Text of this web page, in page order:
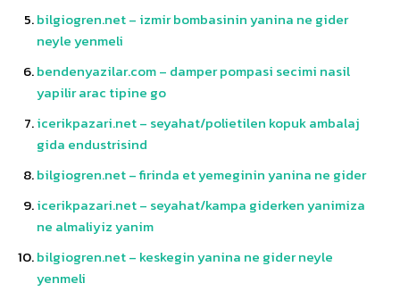
bilgiogren.net – izmir bombasinin yanina ne gider
neyle yenmeli
bendenyazilar.com – damper pompasi secimi nasil
yapilir arac tipine go
icerikpazari.net – seyahat/polietilen kopuk ambalaj
gida endustrisind
bilgiogren.net – firinda et yemeginin yanina ne gider
icerikpazari.net – seyahat/kampa giderken yanimiza
ne almaliyiz yanim
bilgiogren.net – keskegin yanina ne gider neyle
yenmeli